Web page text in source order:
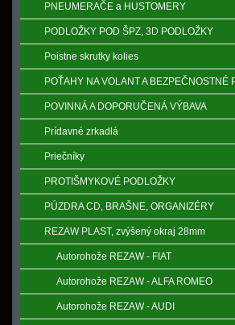
PNEUMERAČE a HUSTOMERY
PODLOŽKY POD ŠPZ, 3D PODLOŽKY
Poistne skrutky kolies
POŤAHY NA VOLANT A BEZPEČNOSTNÉ
POVINNÁ A DOPORUČENÁ VÝBAVA
Prídavné zrkadlá
Priečníky
PROTIŠMYKOVÉ PODLOŽKY
PÚZDRA CD, BRAŠNE, ORGANIZÉRY
REZAW PLAST, zvýšený okraj 28mm
Autorohože REZAW - FIAT
Autorohože REZAW - ALFA ROMEO
Autorohože REZAW - AUDI